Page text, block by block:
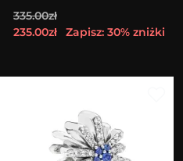
335.00zł
235.00zł
Zapisz: 30% zniżki